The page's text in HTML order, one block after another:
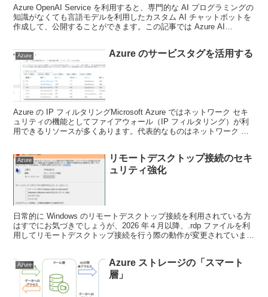
Azure OpenAI Service を利用すると、専門的な AI プログラミングの
知識がなくても言語モデルを利用したカスタム AI チャットボットを
作成して、公開することができます。この記事では Azure AI
Azure Azure のサービスタグを活用する
Azure の IP フィルタリングMicrosoft Azure ではネットワーク セキ
ュリティの機能としてファイアウォール（IP フィルタリング）が利
用できるリソースが多くあります。代表的なものはネットワーク セ
Azure
リモートデスクトップ接続のセキ
ュリティ強化
日常的に Windows のリモートデスクトップ接続を利用されている方
はすでにお気づきでしょうが、2026 年４月以降、.rdp ファイルを利
用してリモートデスクトップ接続を行う際の動作が変更されていま
Azure
Azure ストレージの「スマート
層」